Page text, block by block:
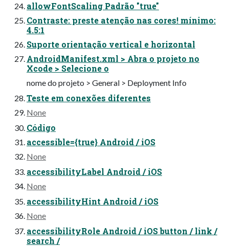
allowFontScaling Padrão "true"
Contraste: preste atenção nas cores! mínimo:
4.5:1
Suporte orientação vertical e horizontal
AndroidManifest.xml > Abra o projeto no
Xcode > Selecione o
nome do projeto > General > Deployment Info
Teste em conexões diferentes
None
Código
accessible={true} Android / iOS
None
accessibilityLabel Android / iOS
None
accessibilityHint Android / iOS
None
accessibilityRole Android / iOS button / link /
search /